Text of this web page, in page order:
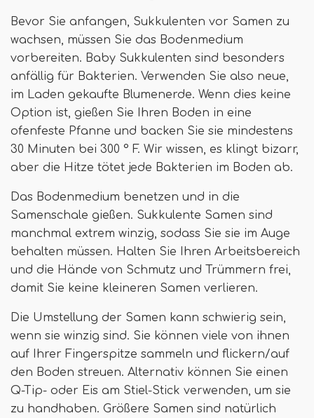
Bevor Sie anfangen, Sukkulenten vor Samen zu
wachsen, müssen Sie das Bodenmedium
vorbereiten. Baby Sukkulenten sind besonders
anfällig für Bakterien. Verwenden Sie also neue,
im Laden gekaufte Blumenerde. Wenn dies keine
Option ist, gießen Sie Ihren Boden in eine
ofenfeste Pfanne und backen Sie sie mindestens
30 Minuten bei 300 ° F. Wir wissen, es klingt bizarr,
aber die Hitze tötet jede Bakterien im Boden ab.
Das Bodenmedium benetzen und in die
Samenschale gießen. Sukkulente Samen sind
manchmal extrem winzig, sodass Sie sie im Auge
behalten müssen. Halten Sie Ihren Arbeitsbereich
und die Hände von Schmutz und Trümmern frei,
damit Sie keine kleineren Samen verlieren.
Die Umstellung der Samen kann schwierig sein,
wenn sie winzig sind. Sie können viele von ihnen
auf Ihrer Fingerspitze sammeln und flickern/auf
den Boden streuen. Alternativ können Sie einen
Q-Tip- oder Eis am Stiel-Stick verwenden, um sie
zu handhaben. Größere Samen sind natürlich